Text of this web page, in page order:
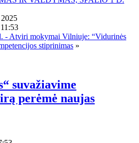
- Atviri mokymai Vilniuje: “Vidurinės
stiprinimas »
suvažiavime
perėmė naujas